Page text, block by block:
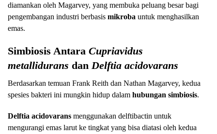
diamankan oleh Magarvey, yang membuka peluang besar bagi
pengembangan industri berbasis mikroba untuk menghasilkan
emas.
Simbiosis Antara Cupriavidus
metallidurans dan Delftia acidovarans
Berdasarkan temuan Frank Reith dan Nathan Magarvey, kedua
spesies bakteri ini mungkin hidup dalam hubungan simbiosis.
Delftia acidovarans menggunakan delftibactin untuk
mengurangi emas larut ke tingkat yang bisa diatasi oleh kedua